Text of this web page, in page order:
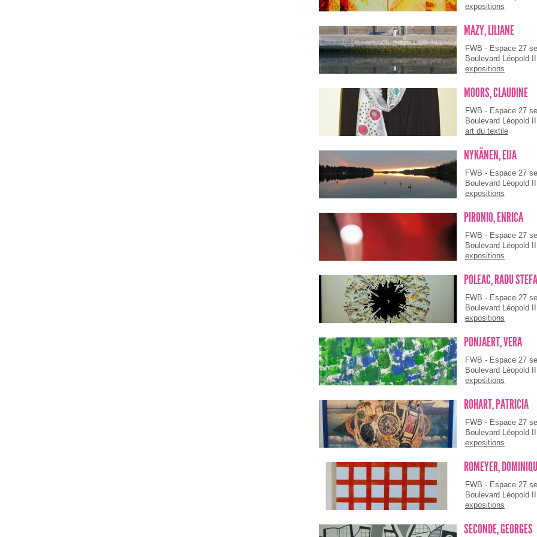
expositions
MAZY, LILIANE
FWB - Espace 27
Boulevard Léopold
expositions
MOORS, CLAUDINE
FWB - Espace 27
Boulevard Léopold
art du textile
NYKÄNEN, EIJA
FWB - Espace 27
Boulevard Léopold
expositions
PIRONIO, ENRICA
FWB - Espace 27
Boulevard Léopold
expositions
POLEAC, RADU
FWB - Espace 27
Boulevard Léopold
expositions
PONJAERT, VERA
FWB - Espace 27
Boulevard Léopold
expositions
ROHART, PATRICIA
FWB - Espace 27
Boulevard Léopold
expositions
ROMEYER,
FWB - Espace 27
Boulevard Léopold
expositions
SECONDE, GEORGES